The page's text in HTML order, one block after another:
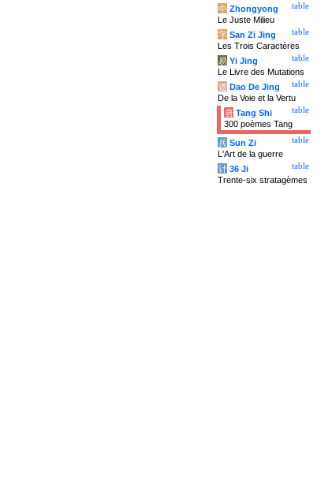
table
中 Zhongyong
Le Juste Milieu
table
字 San Zi Jing
Les Trois Caractères
table
易 Yi Jing
Le Livre des Mutations
table
道 Dao De Jing
De la Voie et la Vertu
table
唐 Tang Shi
300 poèmes Tang
table
兵 Sun Zi
L'Art de la guerre
table
计 36 Ji
Trente-six stratagèmes